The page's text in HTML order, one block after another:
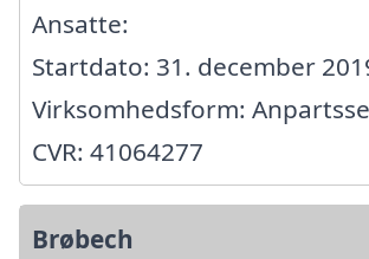
Ansatte:
Startdato: 31. december
Virksomhedsform:
CVR: 41064277
Brøbech